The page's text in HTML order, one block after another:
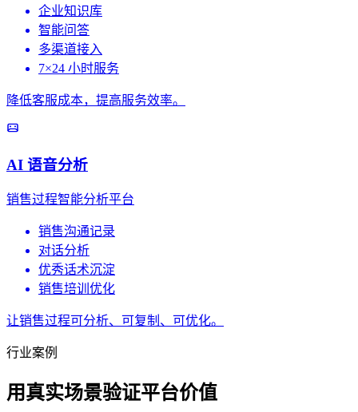
企业知识库
智能问答
多渠道接入
7×24 小时服务
降低客服成本，提高服务效率。
AI 语音分析
销售过程智能分析平台
销售沟通记录
对话分析
优秀话术沉淀
销售培训优化
让销售过程可分析、可复制、可优化。
行业案例
用真实场景验证平台价值